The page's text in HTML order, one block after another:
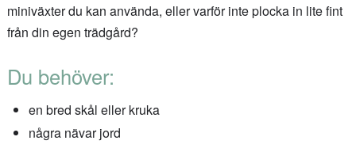
miniväxter du kan använda, eller varför inte plocka in lite fint
från din egen trädgård?
Du behöver:
en bred skål eller kruka
några nävar jord